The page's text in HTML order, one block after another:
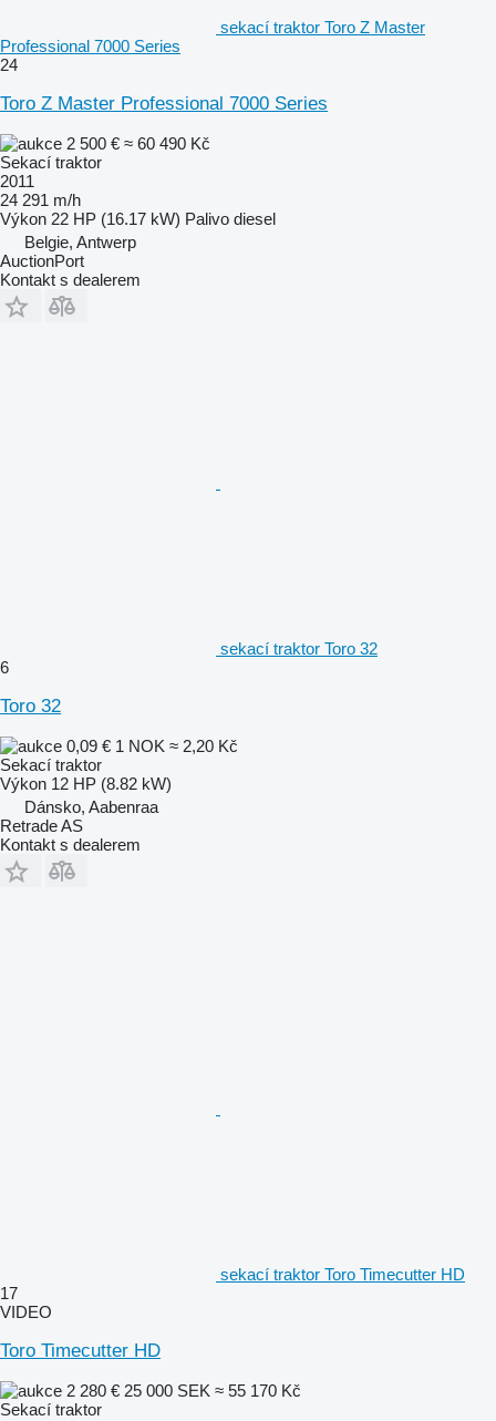
sekací traktor Toro Z Master
Professional 7000 Series
24
Toro Z Master Professional 7000 Series
2 500 € ≈ 60 490 Kč
Sekací traktor
2011
24 291 m/h
Výkon 22 HP (16.17 kW) Palivo diesel
Belgie, Antwerp
AuctionPort
Kontakt s dealerem
sekací traktor Toro 32
6
Toro 32
0,09 € 1 NOK ≈ 2,20 Kč
Sekací traktor
Výkon 12 HP (8.82 kW)
Dánsko, Aabenraa
Retrade AS
Kontakt s dealerem
sekací traktor Toro Timecutter HD
17
VIDEO
Toro Timecutter HD
2 280 € 25 000 SEK ≈ 55 170 Kč
Sekací traktor